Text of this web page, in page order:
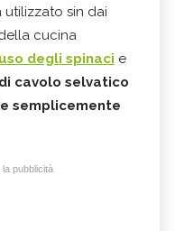
sin dai
cucina
uso degli spinaci e
cavolo selvatico
semplicemente
pubblicità